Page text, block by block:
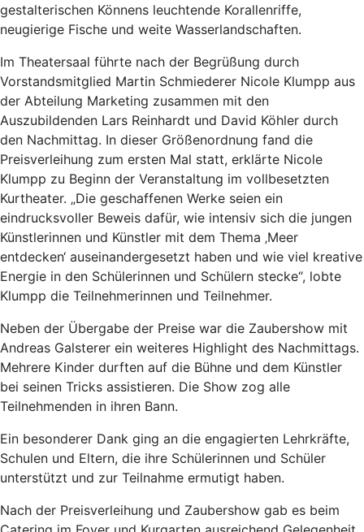
gestalterischen Könnens leuchtende Korallenriffe,
neugierige Fische und weite Wasserlandschaften.
Im Theatersaal führte nach der Begrüßung durch
Vorstandsmitglied Martin Schmiederer Nicole Klumpp aus
der Abteilung Marketing zusammen mit den
Auszubildenden Lars Reinhardt und David Köhler durch
den Nachmittag. In dieser Größenordnung fand die
Preisverleihung zum ersten Mal statt, erklärte Nicole
Klumpp zu Beginn der Veranstaltung im vollbesetzten
Kurtheater. „Die geschaffenen Werke seien ein
eindrucksvoller Beweis dafür, wie intensiv sich die jungen
Künstlerinnen und Künstler mit dem Thema ‚Meer
entdecken‘ auseinandergesetzt haben und wie viel kreative
Energie in den Schülerinnen und Schülern stecke“, lobte
Klumpp die Teilnehmerinnen und Teilnehmer.
Neben der Übergabe der Preise war die Zaubershow mit
Andreas Galsterer ein weiteres Highlight des Nachmittags.
Mehrere Kinder durften auf die Bühne und dem Künstler
bei seinen Tricks assistieren. Die Show zog alle
Teilnehmenden in ihren Bann.
Ein besonderer Dank ging an die engagierten Lehrkräfte,
Schulen und Eltern, die ihre Schülerinnen und Schüler
unterstützt und zur Teilnahme ermutigt haben.
Nach der Preisverleihung und Zaubershow gab es beim